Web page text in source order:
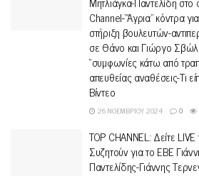
Channel-“Άγρια” κόντρα
στήριξη βουλευτών-
σε Θάνο και Γιώργο
“συμφωνίες κάτω από
απευθείας αναθέσεις-Τι
Βίντεο
26 ΝΟΕΜΒΡΊΟΥ 2024 0
TOP CHANNEL: Δείτε
Συζητούν για το ΕΒΕ
Παντελίδης-Γιάννης